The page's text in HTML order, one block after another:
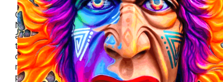
Conoce
Nariño
a
través
de
nuestras
publicaciones